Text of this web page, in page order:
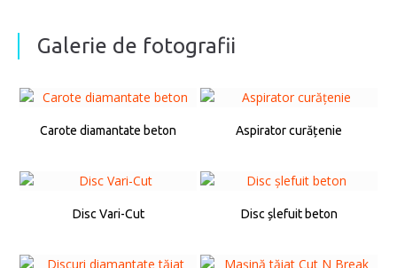
Galerie de fotografii
Carote diamantate beton Aspirator curățenie
Disc Vari-Cut Disc șlefuit beton